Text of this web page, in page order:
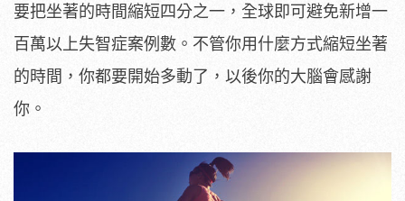
要把坐著的時間縮短四分之一，全球即可避免新增一
百萬以上失智症案例數。不管你用什麼方式縮短坐著
的時間，你都要開始多動了，以後你的大腦會感謝
你。